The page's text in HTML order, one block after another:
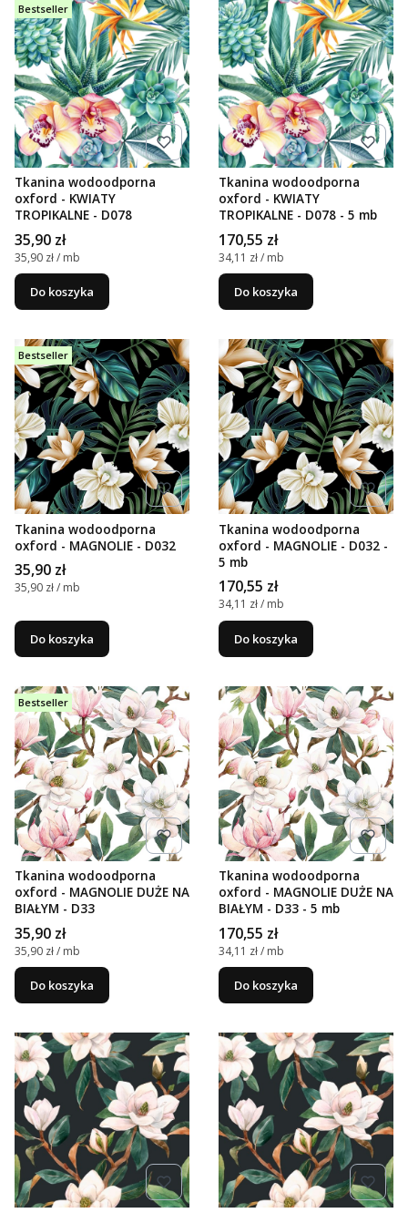
Bestseller
Tkanina wodoodporna
oxford - KWIATY
TROPIKALNE - D078
Cena
35,90 zł
Cena jednostkowa
35,90 zł / mb
Do koszyka
Tkanina wodoodporna
oxford - KWIATY
TROPIKALNE - D078 - 5 mb
Cena
170,55 zł
Cena jednostkowa
34,11 zł / mb
Do koszyka
Bestseller
Tkanina wodoodporna
oxford - MAGNOLIE - D032
Cena
35,90 zł
Cena jednostkowa
35,90 zł / mb
Do koszyka
Tkanina wodoodporna
oxford - MAGNOLIE - D032 -
5 mb
Cena
170,55 zł
Cena jednostkowa
34,11 zł / mb
Do koszyka
Bestseller
Tkanina wodoodporna
oxford - MAGNOLIE DUŻE NA
BIAŁYM - D33
Cena
35,90 zł
Cena jednostkowa
35,90 zł / mb
Do koszyka
Tkanina wodoodporna
oxford - MAGNOLIE DUŻE NA
BIAŁYM - D33 - 5 mb
Cena
170,55 zł
Cena jednostkowa
34,11 zł / mb
Do koszyka